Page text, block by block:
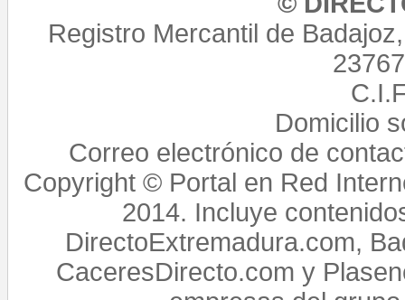
Registro Mercantil de
Domicilio
Correo electrónico de
Copyright © Portal en Red
2014. Incluye
DirectoExtremadura.com,
CaceresDirecto.com y